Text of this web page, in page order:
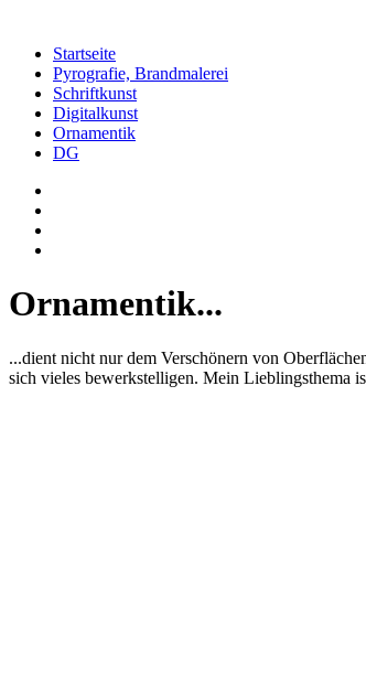
Startseite
Pyrografie, Brandmalerei
Schriftkunst
Digitalkunst
Ornamentik
DG
Ornamentik...
...dient nicht nur dem Verschönern von
sich vieles bewerkstelligen. Mein Lieblingsthema